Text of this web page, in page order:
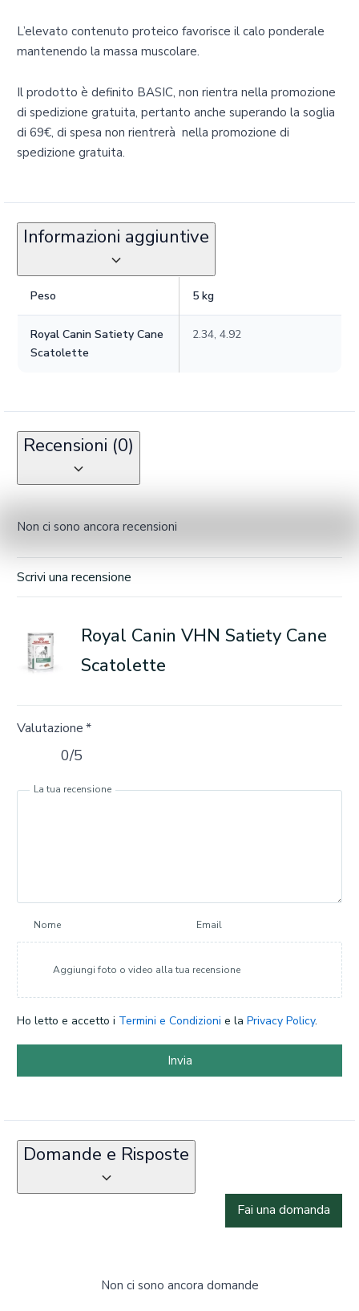
L’elevato contenuto proteico favorisce il calo ponderale
mantenendo la massa muscolare.
Il prodotto è definito BASIC, non rientra nella promozione
di spedizione gratuita, pertanto anche superando la soglia
di 69€‚ di spesa non rientrerà nella promozione di
spedizione gratuita.
Informazioni aggiuntive
Peso 5 kg
Royal Canin Satiety Cane
Scatolette
2.34, 4.92
Recensioni (0)
Non ci sono ancora recensioni
Scrivi una recensione
Royal Canin VHN Satiety Cane
Scatolette
Valutazione*
0/5
La tua recensione
Nome Email
Aggiungi foto o video alla tua recensione
Ho letto e accetto i Termini e Condizioni e la Privacy Policy.
Invia
Domande e Risposte
Fai una domanda
Non ci sono ancora domande